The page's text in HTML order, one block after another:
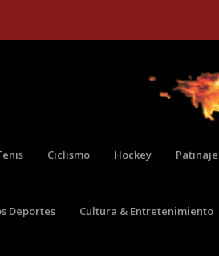
Ciclismo Hockey Patinaje
Deportes Cultura & Entretenimiento